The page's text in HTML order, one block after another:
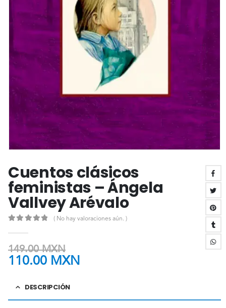
Cuentos clásicos
feministas – Ángela
Vallvey Arévalo
( No hay valoraciones aún. )
149.00MXN
110.00 MXN
DESCRIPCIÓN